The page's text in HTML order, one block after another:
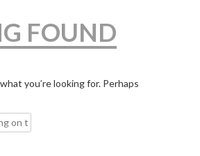
FOUND
you’re looking for. Perhaps